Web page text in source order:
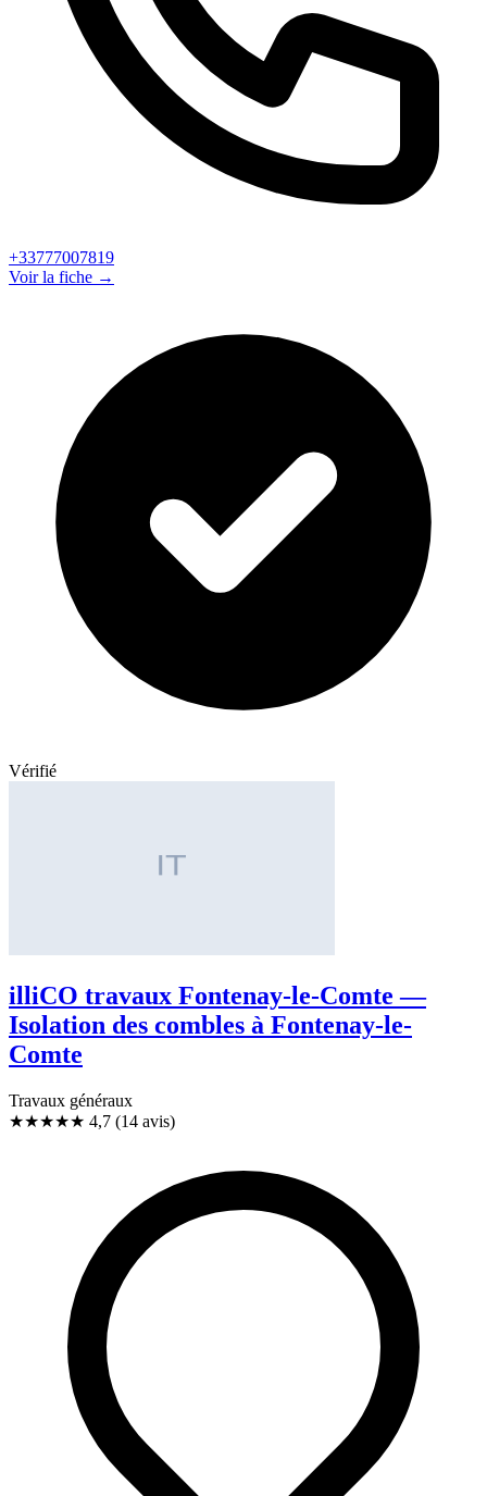
+33777007819
Voir la fiche →
Vérifié
illiCO travaux Fontenay-le-Comte —
Isolation des combles à Fontenay-le-
Comte
Travaux généraux
★★★★★ 4,7 (14 avis)